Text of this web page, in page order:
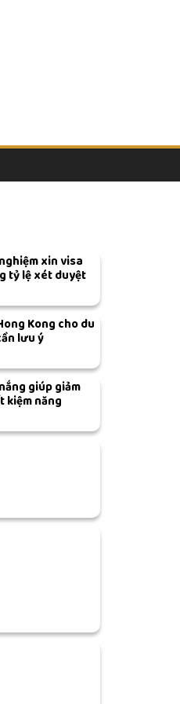
xin visa
tỷ lệ xét duyệt
Kong cho du
lưu ý
giúp giảm
kiệm năng